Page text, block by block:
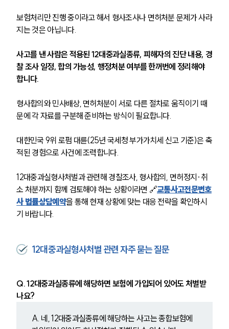
보험처리만 진행 중이라고 해서 형사조사나 면허처분 문제가 사라
지는 것은 아닙니다.
사고를 낸 사람은 적용된 12대중과실종류, 피해자의 진단 내용, 경
찰 조사 일정, 합의 가능성, 행정처분 여부를 한꺼번에 정리해야
합니다.
형사합의와 민사배상, 면허처분이 서로 다른 절차로 움직이기 때
문에 각 자료를 구분해 준비하는 방식이 필요합니다.
대한민국 9위 로펌 대륜(25년 국세청 부가가치세 신고 기준)은 축
적된 경험으로 사건에 조력합니다.
12대중과실형사처벌과 관련해 경찰조사, 형사합의, 면허정지·취
소 처분까지 함께 검토해야 하는 상황이라면 🔗교통사고전문변호
사 법률상담예약을 통해 현재 상황에 맞는 대응 전략을 확인하시
기 바랍니다.
12대중과실형사처벌 관련 자주 묻는 질문
Q. 12대중과실종류에 해당하면 보험에 가입되어 있어도 처벌받
나요?
A. 네, 12대중과실종류에 해당하는 사고는 종합보험에